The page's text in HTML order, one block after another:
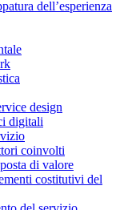
dell’esperienza
design
digitali
coinvolti
di valore
costitutivi del